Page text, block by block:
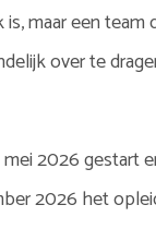
maar een team
over te
2026 gestart
2026 het